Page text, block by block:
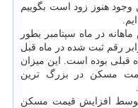
وجود هنوز زود است بگوییم
در ماه سپتامبر بطور
برابر رقم ثبت شده در ماه قبل
قبلی بوده است. این میزان
مسكن در بزرگ ترین
افزایش قیمت مسكن